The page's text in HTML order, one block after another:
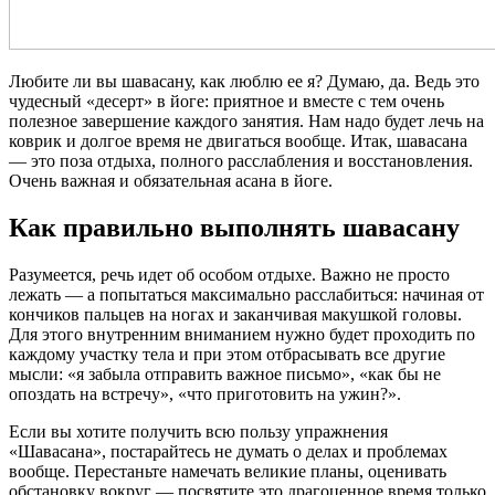
Любите ли вы шавасану, как люблю ее я? Думаю, да. Ведь это
чудесный «десерт» в йоге: приятное и вместе с тем очень
полезное завершение каждого занятия. Нам надо будет лечь на
коврик и долгое время не двигаться вообще. Итак, шавасана
— это поза отдыха, полного расслабления и восстановления.
Очень важная и обязательная асана в йоге.
Как правильно выполнять шавасану
Разумеется, речь идет об особом отдыхе. Важно не просто
лежать — а попытаться максимально расслабиться: начиная от
кончиков пальцев на ногах и заканчивая макушкой головы.
Для этого внутренним вниманием нужно будет проходить по
каждому участку тела и при этом отбрасывать все другие
мысли: «я забыла отправить важное письмо», «как бы не
опоздать на встречу», «что приготовить на ужин?».
Если вы хотите получить всю пользу упражнения
«Шавасана», постарайтесь не думать о делах и проблемах
вообще. Перестаньте намечать великие планы, оценивать
обстановку вокруг — посвятите это драгоценное время только